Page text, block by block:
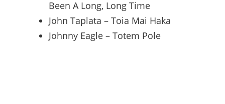
Been A Long, Long Time
John Taplata – Toia Mai Haka
Johnny Eagle – Totem Pole